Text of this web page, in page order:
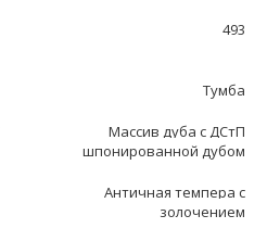
493
Тумба
Массив дуба с ДСтП
шпонированной дубом
Античная темпера с
золочением